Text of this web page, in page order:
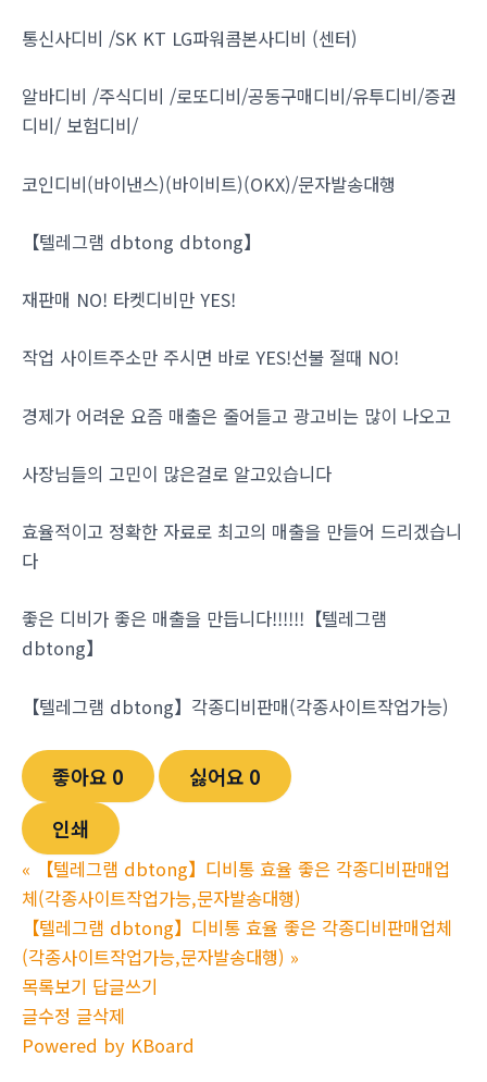
통신사디비 /SK KT LG파워콤본사디비 (센터)
알바디비 /주식디비 /로또디비/공동구매디비/유투디비/증권
디비/ 보험디비/
코인디비(바이낸스)(바이비트)(OKX)/문자발송대행
【텔레그램 dbtong dbtong】
재판매 NO! 타켓디비만 YES!
작업 사이트주소만 주시면 바로 YES!선불 절때 NO!
경제가 어려운 요즘 매출은 줄어들고 광고비는 많이 나오고
사장님들의 고민이 많은걸로 알고있습니다
효율적이고 정확한 자료로 최고의 매출을 만들어 드리겠습니
다
​좋은 디비가 좋은 매출을 만듭니다!!!!!!【텔레그램
dbtong】
【텔레그램 dbtong】각종디비판매(각종사이트작업가능)
좋아요 0 싫어요 0
인쇄
«
【텔레그램 dbtong】디비통 효율 좋은 각종디비판매업
체(각종사이트작업가능,문자발송대행)
【텔레그램 dbtong】디비통 효율 좋은 각종디비판매업체
(각종사이트작업가능,문자발송대행) »
목록보기 답글쓰기
글수정 글삭제
Powered by KBoard